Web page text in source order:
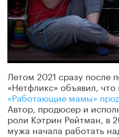
Летом 2021 сразу после
«Нетфликс» объявил, что
«Работающие мамы»
Автор, продюсер и
роли Кэтрин Рейтман, в
мужа начала работать